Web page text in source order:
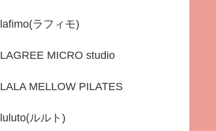
lafimo(ラフィモ)
LAGREE MICRO studio
LALA MELLOW PILATES
luluto(ルルト)